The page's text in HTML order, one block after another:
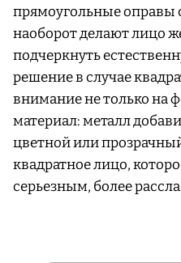
прямоугольные
наоборот делают лицо
подчеркнуть
решение в случае
внимание не только на
материал: металл
цветной или
квадратное лицо,
серьезным, более